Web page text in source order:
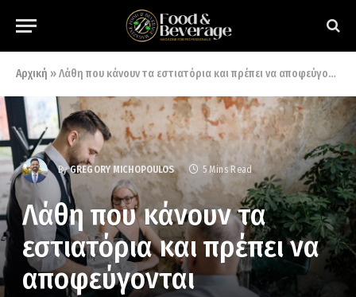
Αρχική »Λάθη που κάνουν τα εστιατόρια και πρέπει να αποφεύγονται
By GREGORY MICHOPOULOS 5 Mins Read
Λάθη που κάνουν τα
εστιατόρια και πρέπει να
αποφεύγονται